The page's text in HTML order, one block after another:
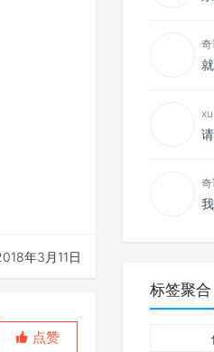
年3月11日
点赞
标签聚合